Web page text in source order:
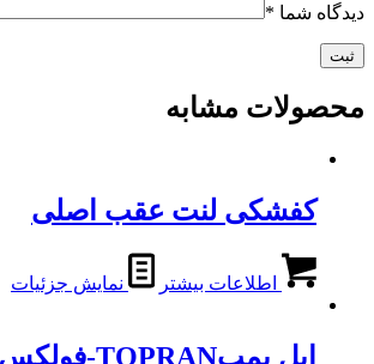
دیدگاه شما *
محصولات مشابه
کفشکی لنت عقب اصلی
اطلاعات بیشتر نمایش جزئیات
ایل پمپTOPRAN-فولکس گل